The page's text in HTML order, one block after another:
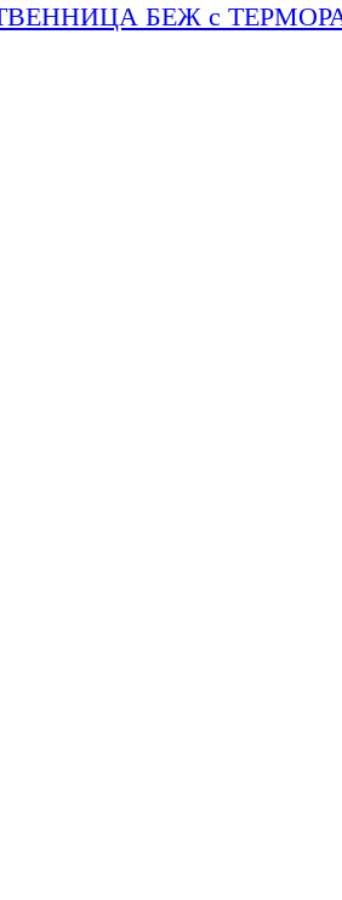
БЕЖ с